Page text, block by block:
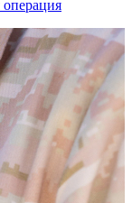
операция